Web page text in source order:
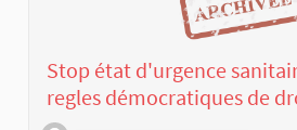
Stop état d'urgence
regles démocratiques de